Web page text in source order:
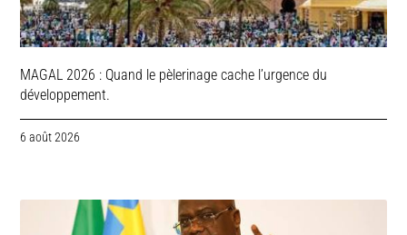
MAGAL 2026 : Quand le pèlerinage cache l’urgence du
développement.
6 août 2026